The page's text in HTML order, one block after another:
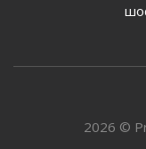
2026 ©